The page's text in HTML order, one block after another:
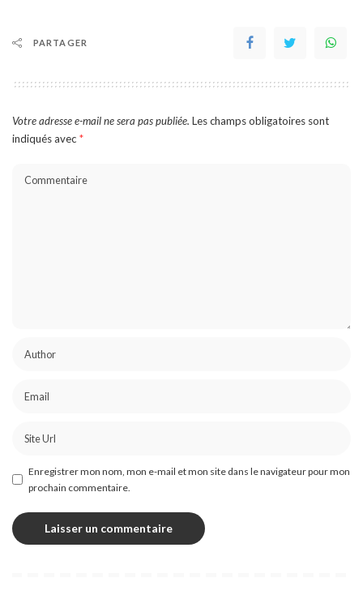
PARTAGER
Votre adresse e-mail ne sera pas publiée. Les champs obligatoires sont
indiqués avec *
Enregistrer mon nom, mon e-mail et mon site dans le navigateur pour mon
prochain commentaire.